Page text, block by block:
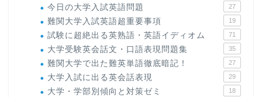
今日の大学入試英語問題 27
難関大学入試英語超重要事項 19
試験に超絶出る英熟語・英語イディオム 71
大学受験英会話文・口語表現問題集 35
難関大学で出た難英単語徹底暗記！ 27
大学入試に出る英会話表現 29
大学・学部別傾向と対策ゼミ 18